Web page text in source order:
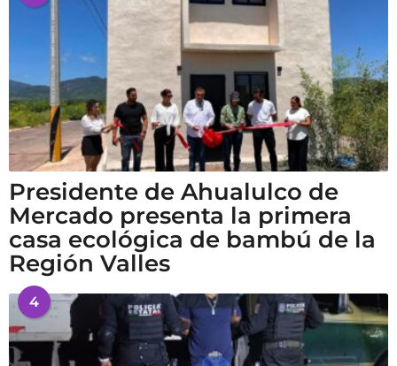
Presidente de Ahualulco de
Mercado presenta la primera
casa ecológica de bambú de la
Región Valles
4